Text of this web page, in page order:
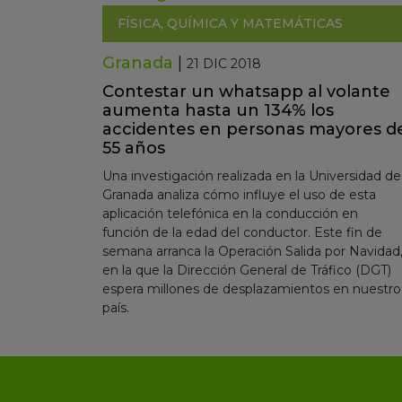
FÍSICA, QUÍMICA Y MATEMÁTICAS
Granada 21 DIC 2018
Contestar un whatsapp al volante
aumenta hasta un 134% los
accidentes en personas mayores
55 años
Una investigación realizada en la Universidad de
Granada analiza cómo influye el uso de esta
aplicación telefónica en la conducción en
función de la edad del conductor. Este fin de
semana arranca la Operación Salida por Navidad,
en la que la Dirección General de Tráfico (DGT)
espera millones de desplazamientos en nuestro
país.